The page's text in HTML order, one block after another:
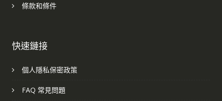
條款和條件
快速鏈接
個人隱私保密政策
FAQ 常見問題